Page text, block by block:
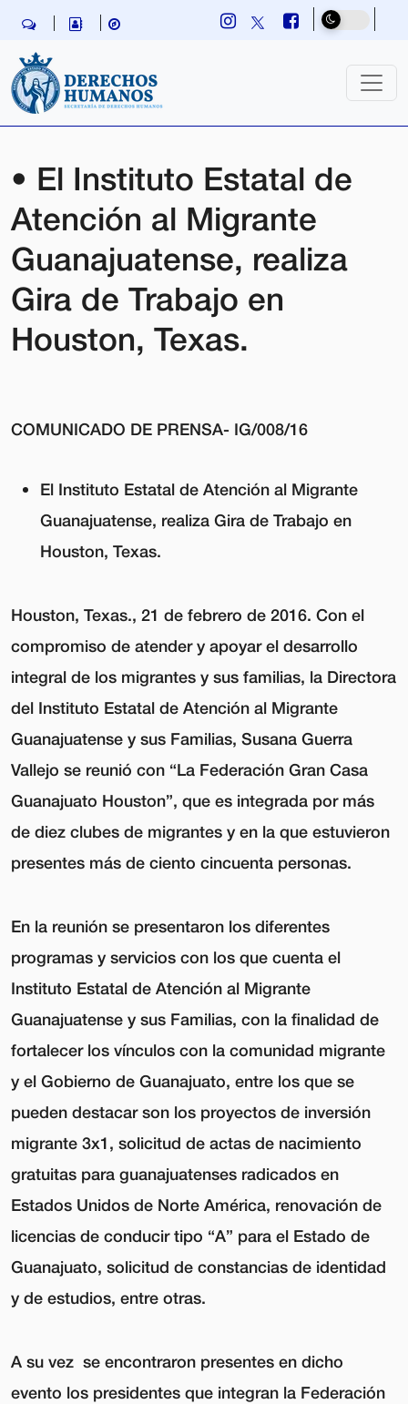
• El Instituto Estatal de
Atención al Migrante
Guanajuatense, realiza
Gira de Trabajo en
Houston, Texas.
COMUNICADO DE PRENSA- IG/008/16
El Instituto Estatal de Atención al Migrante
Guanajuatense, realiza Gira de Trabajo en
Houston, Texas.
Houston, Texas., 21 de febrero de 2016. Con el
compromiso de atender y apoyar el desarrollo
integral de los migrantes y sus familias, la Directora
del Instituto Estatal de Atención al Migrante
Guanajuatense y sus Familias, Susana Guerra
Vallejo se reunió con “La Federación Gran Casa
Guanajuato Houston”, que es integrada por más
de diez clubes de migrantes y en la que estuvieron
presentes más de ciento cincuenta personas.
En la reunión se presentaron los diferentes
programas y servicios con los que cuenta el
Instituto Estatal de Atención al Migrante
Guanajuatense y sus Familias, con la finalidad de
fortalecer los vínculos con la comunidad migrante
y el Gobierno de Guanajuato, entre los que se
pueden destacar son los proyectos de inversión
migrante 3x1, solicitud de actas de nacimiento
gratuitas para guanajuatenses radicados en
Estados Unidos de Norte América, renovación de
licencias de conducir tipo “A” para el Estado de
Guanajuato, solicitud de constancias de identidad
y de estudios, entre otras.
A su vez se encontraron presentes en dicho
evento los presidentes que integran la Federación